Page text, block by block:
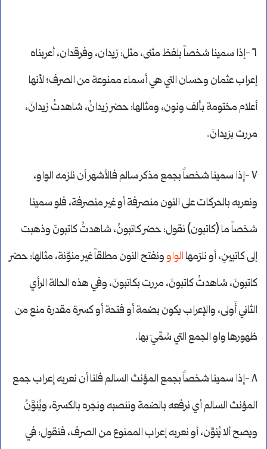
٦ -إذا سمينا شخصاً بلفظ مثنى، مثل: زيدان، وفرقدان، أعربناه
إعراب عثمان وحسان التي هي أسماء ممنوعة من الصرف؛ لأنها
أعلام مختومة بألف ونون، ومثالها: حضر زيدانُ، شاهدتُ زيدانَ،
مررت بزيدانَ.
٧ -إذا سمينا شخصاً بجمع مذكر سالم فالأشهر أن نلزمه الواو،
ونعربه بالحركات على النون منصرفة أو غير منصرفة، فلو سمينا
شخصاً ما (كاتبون) نقول: حضر كاتبونُ، شاهدتُ كاتبونَ وذهبت
إلى كاتبينِ، أو نلزمهاالواوونفتح النون مطلقاً غير منوَّنة، مثالها: حضر
كاتبونَ، شاهدتُ كاتبونَ، مررت بكاتبونَ، وفي هذه الحالة الرأي
الثاني أَولى، والإعراب يكون بضمة أو فتحة أو كسرة مقدرة منع من
ظهورها واو الجمع التي سُمِّيَ بها.
٨ -إذا سمينا شخصاً بجمع المؤنث السالم فلنا أن نعربه إعراب جمع
المؤنث السالم أي نرفعه بالضمة وننصبه ونجره بالكسرة، ويُنوَّنُ
ويصح ألا يُنوَّن، أو نعربه إعراب الممنوع من الصرف، فنقول: في